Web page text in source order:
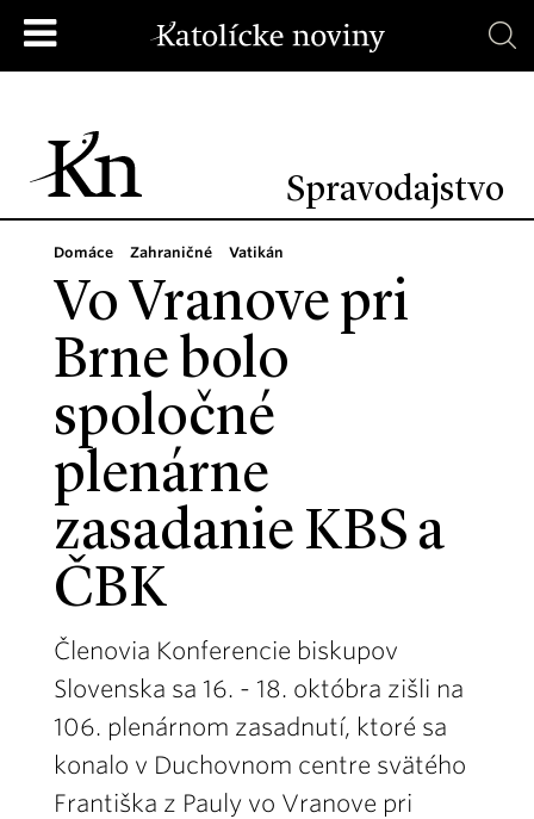
Spravodajstvo
Domáce Zahraničné Vatikán
Vo Vranove pri
Brne bolo
spoločné
plenárne
zasadanie KBS a
ČBK
Členovia Konferencie biskupov
Slovenska sa 16. - 18. októbra zišli na
106. plenárnom zasadnutí, ktoré sa
konalo v Duchovnom centre svätého
Františka z Pauly vo Vranove pri